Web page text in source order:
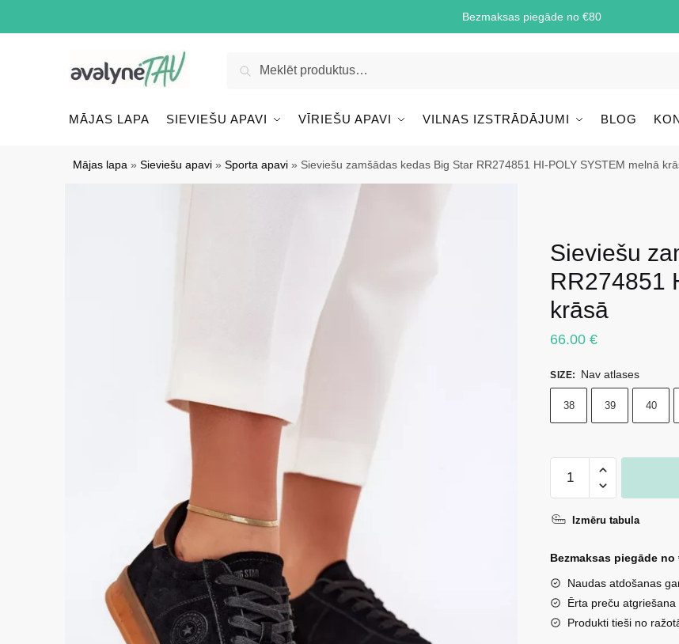
Bezmaksas piegāde no €80
Meklēt
MĀJAS LAPA SIEVIEŠU APAVI VĪRIEŠU APAVI VILNAS IZSTRĀDĀJUMI BLOG
Mājas lapa »Sieviešu apavi »Sporta apavi » Sieviešu zamšādas kedas Big Star RR274851 HI-POLY SYSTEM melnā
Sieviešu
RR274851
krāsā
66.00€
SIZE: Nav atlases
38 39 40
zamšādas
Big
RR274851
HI-
POLY
SYSTEM
Izmēru tabula
Bezmaksas piegāde no
Naudas atdošanas
Ērta preču atgriešana
Produkti tieši no